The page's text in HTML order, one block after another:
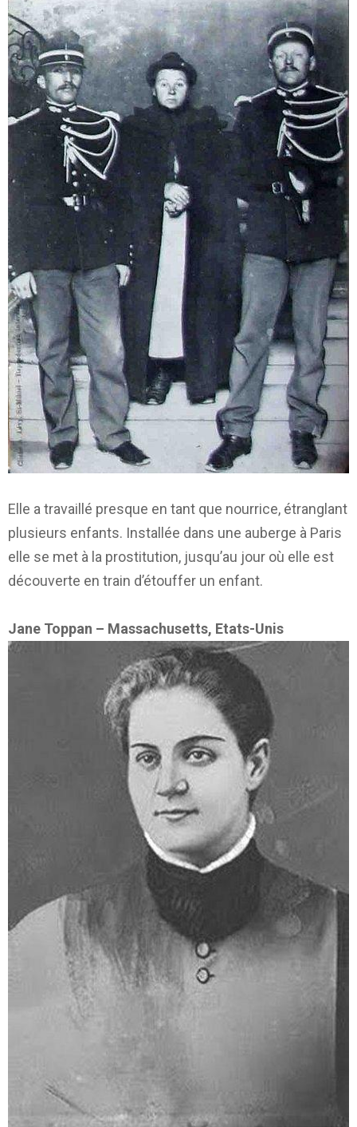
Elle a travaillé presque en tant que nourrice, étranglant
plusieurs enfants. Installée dans une auberge à Paris
elle se met à la prostitution, jusqu’au jour où elle est
découverte en train d’étouffer un enfant.
Jane Toppan – Massachusetts, Etats-Unis